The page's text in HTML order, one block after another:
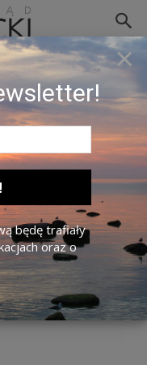
na Mazurach. Szczytno, 2025 r. Zdj.
Ewangelicko-Augsburskiego w RP.
są
×
będę trafiały
oraz o